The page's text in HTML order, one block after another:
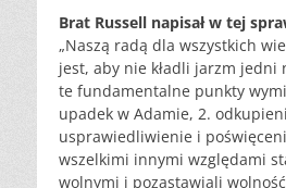
Brat Russell napisał w tej
„Naszą radą dla wszystkich
jest, aby nie kładli jarzm jedni
te fundamentalne punkty
upadek w Adamie, 2.
usprawiedliwienie i
wszelkimi innymi względami
wolnymi i pozastawiali